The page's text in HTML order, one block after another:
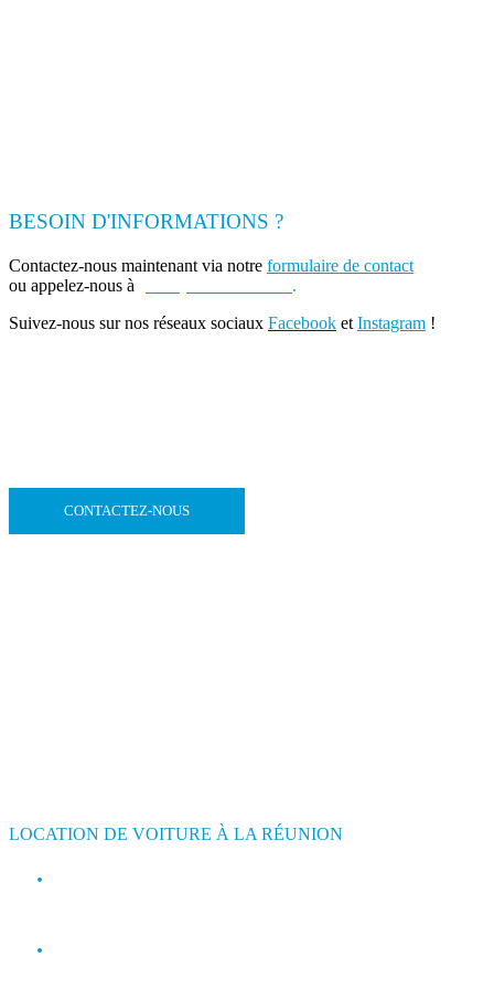
BESOIN D'INFORMATIONS ?
Contactez-nous maintenant via notre formulaire de contact
ou appelez-nous à
.
Suivez-nous sur nos réseaux sociaux Facebook et Instagram !
CONTACTEZ-NOUS
LOCATION DE VOITURE À LA RÉUNION
0693 39 80 30